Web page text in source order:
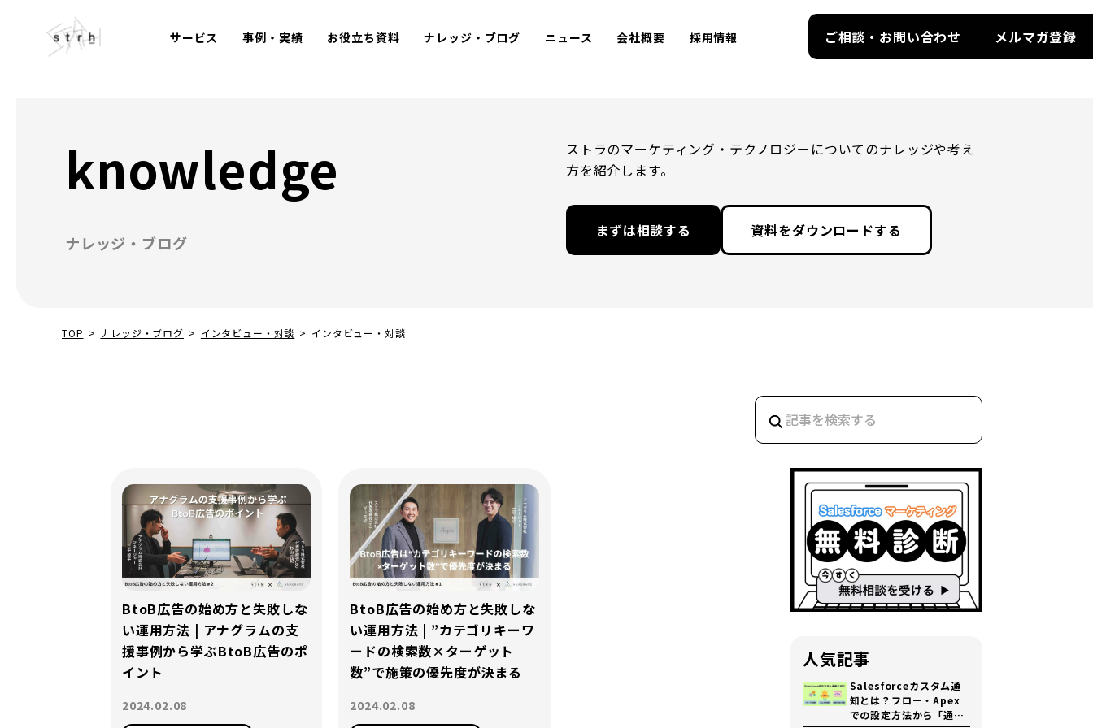
サービス 事例・実績 お役立ち資料 ナレッジ・ブログ ニュース 会社概要 採用情報 ご相談・お問い合わせ メルマガ登録
knowledge
ナレッジ・ブログ
ストラのマーケティング・テクノロジーについてのナレッジや考え
方を紹介します。
まずは相談する 資料をダウンロードする
TOP > ナレッジ・ブログ > インタビュー・対談 > インタビュー・対談
BtoB広告の始め方と失敗しな
い運用方法 | アナグラムの支
援事例から学ぶBtoB広告のポ
イント
2024.02.08
BtoB広告の始め方と失敗しな
い運用方法 | ”カテゴリキーワ
ードの検索数×ターゲット
数”で施策の優先度が決まる
2024.02.08
人気記事
Salesforceカスタム通
知とは？フロー・Apex
での設定方法から「通知